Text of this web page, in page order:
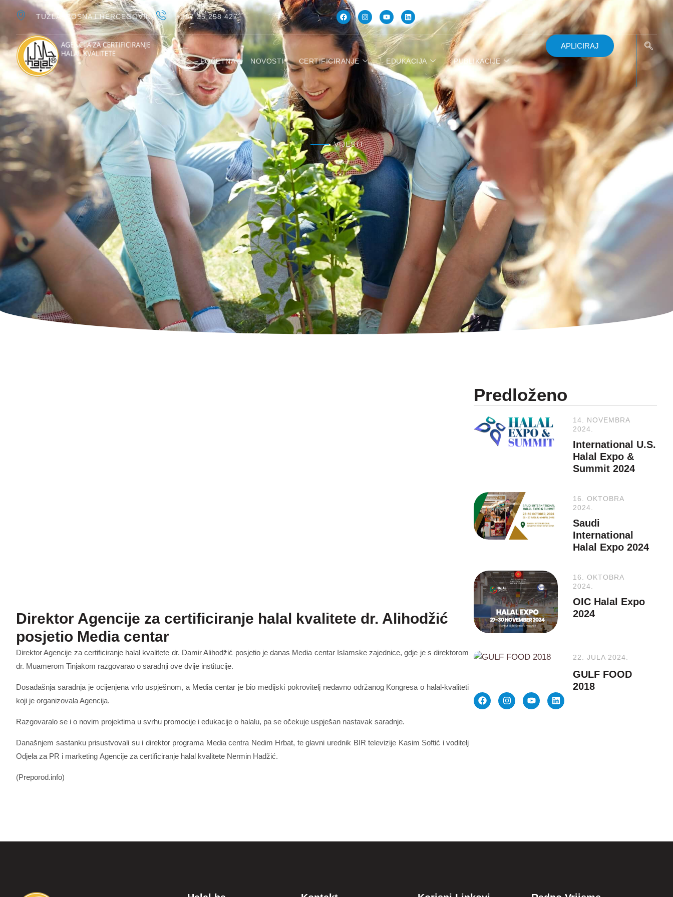
TUZLA, BOSNA I HERCEGOVINA +387 35 258 427
POČETNA NOVOSTI CERTIFICIRANJE EDUKACIJA PUBLIKACIJE
APLICIRAJ
VIJESTI
Direktor Agencije za certificiranje halal kvalitete dr. Alihodžić
posjetio Media centar
Direktor Agencije za certificiranje halal kvalitete dr. Damir Alihodžić posjetio je danas Media centar Islamske zajednice, gdje je s direktorom
dr. Muamerom Tinjakom razgovarao o saradnji ove dvije institucije.
Dosadašnja saradnja je ocijenjena vrlo uspješnom, a Media centar je bio medijski pokrovitelj nedavno održanog Kongresa o halal-kvaliteti
koji je organizovala Agencija.
Razgovaralo se i o novim projektima u svrhu promocije i edukacije o halalu, pa se očekuje uspješan nastavak saradnje.
Današnjem sastanku prisustvovali su i direktor programa Media centra Nedim Hrbat, te glavni urednik BIR televizije Kasim Softić i voditelj
Odjela za PR i marketing Agencije za certificiranje halal kvalitete Nermin Hadžić.
(Preporod.info)
Predloženo
14. NOVEMBRA
2024.
International U.S.
Halal Expo &
Summit 2024
16. OKTOBRA
2024.
Saudi
International
Halal Expo 2024
16. OKTOBRA
2024.
OIC Halal Expo
2024
22. JULA 2024.
GULF FOOD
2018